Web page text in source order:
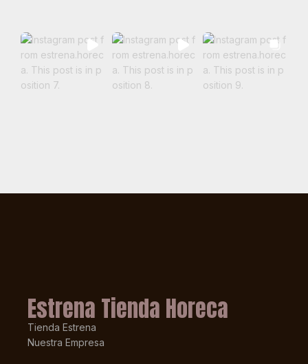
Estrena Tienda Horeca
Tienda Estrena
Nuestra Empresa